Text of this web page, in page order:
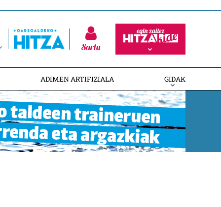
Sartu
ADIMEN ARTIFIZIALA GIDAK